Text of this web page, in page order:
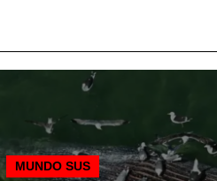
MUNDO SUS